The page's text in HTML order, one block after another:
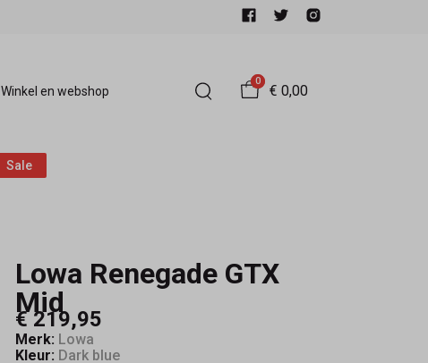
Winkel en webshop
0
€ 0,00
Sale
Lowa Renegade GTX
Mid
€ 219,95
Merk: Lowa
Kleur: Dark blue